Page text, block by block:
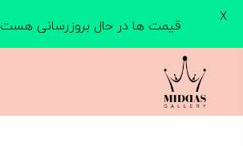
قیمت ها در حال بروزرسانی هست X